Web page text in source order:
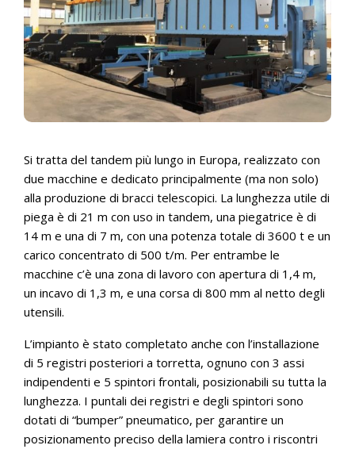
Si tratta del tandem più lungo in Europa, realizzato con
due macchine e dedicato principalmente (ma non solo)
alla produzione di bracci telescopici. La lunghezza utile di
piega è di 21 m con uso in tandem, una piegatrice è di
14 m e una di 7 m, con una potenza totale di 3600 t e un
carico concentrato di 500 t/m. Per entrambe le
macchine c’è una zona di lavoro con apertura di 1,4 m,
un incavo di 1,3 m, e una corsa di 800 mm al netto degli
utensili.
L’impianto è stato completato anche con l’installazione
di 5 registri posteriori a torretta, ognuno con 3 assi
indipendenti e 5 spintori frontali, posizionabili su tutta la
lunghezza. I puntali dei registri e degli spintori sono
dotati di “bumper” pneumatico, per garantire un
posizionamento preciso della lamiera contro i riscontri